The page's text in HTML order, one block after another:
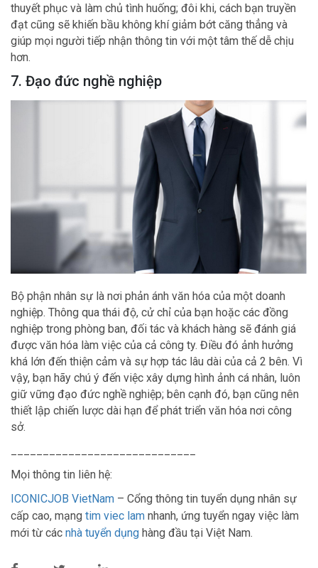
thuyết phục và làm chủ tình huống; đôi khi, cách bạn truyền
đạt cũng sẽ khiến bầu không khí giảm bớt căng thẳng và
giúp mọi người tiếp nhận thông tin với một tâm thế dễ chịu
hơn.
7. Đạo đức nghề nghiệp
Bộ phận nhân sự là nơi phản ánh văn hóa của một doanh
nghiệp. Thông qua thái độ, cử chỉ của bạn hoặc các đồng
nghiệp trong phòng ban, đối tác và khách hàng sẽ đánh giá
được văn hóa làm việc của cả công ty. Điều đó ảnh hưởng
khá lớn đến thiện cảm và sự hợp tác lâu dài của cả 2 bên. Vì
vậy, bạn hãy chú ý đến việc xây dựng hình ảnh cá nhân, luôn
giữ vững đạo đức nghề nghiệp; bên cạnh đó, bạn cũng nên
thiết lập chiến lược dài hạn để phát triển văn hóa nơi công
sở.
Mọi thông tin liên hệ:
ICONICJOB VietNam – Cổng thông tin tuyển dụng nhân sự
cấp cao, mạng tim viec lam nhanh, ứng tuyển ngay việc làm
mới từ các nhà tuyển dụng hàng đầu tại Việt Nam.